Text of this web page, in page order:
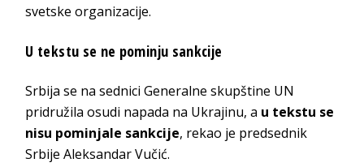
svetske organizacije.
U tekstu se ne pominju sankcije
Srbija se na sednici Generalne skupštine UN
pridružila osudi napada na Ukrajinu, a u tekstu se
nisu pominjale sankcije, rekao je predsednik
Srbije Aleksandar Vučić.